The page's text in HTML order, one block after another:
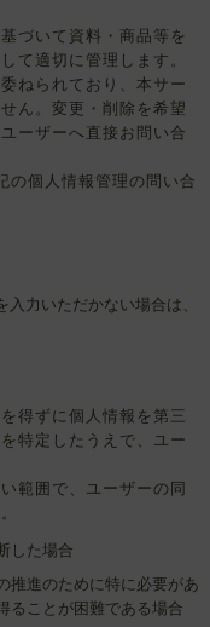
づいて資料・商品等を
て適切に管理します。
ねられており、本サー
ん。変更・削除を希望
ーザーへ直接お問い合
の個人情報管理の問い合
力いただかない場合は、
得ずに個人情報を第三
特定したうえで、ユー
範囲で、ユーザーの同
した場合
推進のために特に必要があ
ることが困難である場合